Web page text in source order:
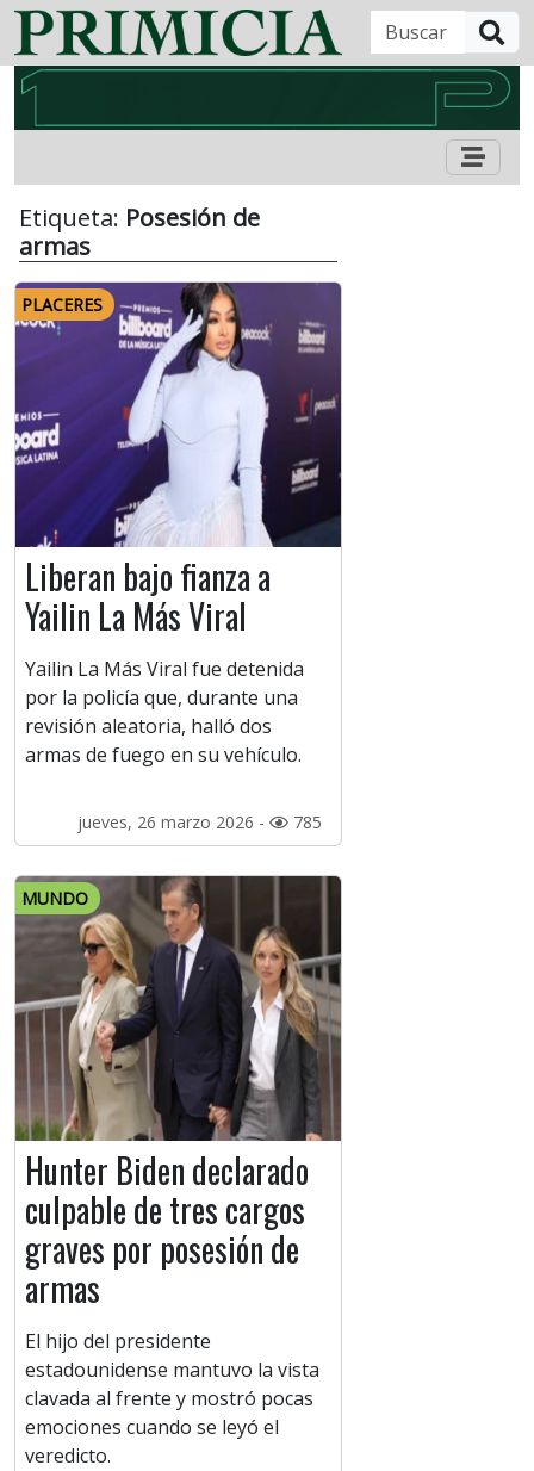
Etiqueta: Posesión de
armas
PLACERES
Liberan bajo fianza a
Yailin La Más Viral
Yailin La Más Viral fue detenida
por la policía que, durante una
revisión aleatoria, halló dos
armas de fuego en su vehículo.
jueves, 26 marzo 2026 - 785
MUNDO
Hunter Biden declarado
culpable de tres cargos
graves por posesión de
armas
El hijo del presidente
estadounidense mantuvo la vista
clavada al frente y mostró pocas
emociones cuando se leyó el
veredicto.